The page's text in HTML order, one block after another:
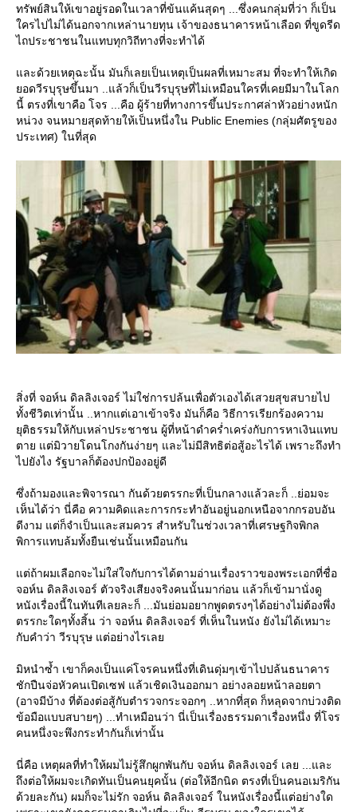
ทรัพย์สินให้เขาอยู่รอดในเวลาที่ข้นแค้นสุดๆ ...ซึ่งคนกลุ่มที่ว่า ก็เป็น
ครไปไม่ได้นอกจากเหล่านายทุน เจ้าของธนาคารหน้าเลือด ที่ขูดรีด
ไถประชาชนในแทบทุกวิถีทางที่จะทำได้
ละด้วยเหตุฉะนั้น มันก็เลยเป็นเหตุเป็นผลที่เหมาะสม ที่จะทำให้เกิด
อดวีรบุรุษขึ้นมา ..แล้วก็เป็นวีรบุรุษที่ไม่เหมือนใครที่เคยมีมาในโลก
นี้ ตรงที่เขาคือ โจร ...คือ ผู้ร้ายที่ทางการขึ้นประกาศล่าหัวอย่างหนัก
หน่วง จนหมายสุดท้ายให้เป็นหนึ่งใน Public Enemies (กลุ่มศัตรูของ
ประเทศ) ในที่สุด
สิ่งที่ จอห์น ดิลลิงเจอร์ ไม่ใช่การปล้นเพื่อตัวเองได้เสวยสุขสบายไป
ทั้งชีวิตเท่านั้น ..หากแต่เอาเข้าจริง มันก็คือ วิธีการเรียกร้องความ
ุติธรรมให้กับเหล่าประชาชน ผู้ที่หน้าดำคร่ำเคร่งกับการหาเงินแทบ
ตาย แต่มิวายโดนโกงกันง่ายๆ และไม่มีสิทธิต่อสู้อะไรได้ เพราะถึงทำ
ไปยังไง รัฐบาลก็ต้องปกป้องอยู่ดี
ซึ่งถ้ามองและพิจารณา กันด้วยตรรกะที่เป็นกลางแล้วละก็ ..ย่อมจะ
เห็นได้ว่า นี่คือ ความคิดและการกระทำอันอยู่นอกเหนือจากกรอบอัน
ดีงาม แต่ก็จำเป็นและสมควร สำหรับในช่วงเวลาที่เศรษฐกิจพิกล
พิการแทบล้มทั้งยืนเช่นนั้นเหมือนกัน
ต่ถ้าผมเลือกจะไม่ใส่ใจกับการได้ตามอ่านเรื่องราวของพระเอกที่ชื่อ
จอห์น ดิลลิงเจอร์ ตัวจริงเสียงจริงคนนั้นมาก่อน แล้วก็เข้ามานั่งดู
หนังเรื่องนี้ในทันทีเลยละก็ ...มันย่อมอยากพูดตรงๆได้อย่างไม่ต้องพึ่ง
ตรรกะใดๆทั้งสิ้น ว่า จอห์น ดิลลิงเจอร์ ที่เห็นในหนัง ยังไม่ได้เหมาะ
กับคำว่า วีรบุรุษ แต่อย่างไรเล
มิหนำซ้ำ เขาก็คงเป็นแค่โจรคนหนึ่งที่เดินดุ่มๆเข้าไปปล้นธนาคาร
ชักปืนจ่อหัวคนเปิดเซฟ แล้วเชิดเงินออกมา อย่างลอยหน้าลอยตา
(อาจมีบ้าง ที่ต้องต่อสู้กับตำรวจกระจอกๆ ..หากที่สุด ก็หลุดจากบ่วงติด
ข้อมือแบบสบายๆ) ...ทำเหมือนว่า นี่เป็นเรื่องธรรมดาเรื่องหนึ่ง ที่โจร
คนหนึ่งจะพึงกระทำกันก็เท่านั้น
นี่คือ เหตุผลที่ทำให้ผมไม่รู้สึกผูกพันกับ จอห์น ดิลลิงเจอร์ เลย ...และ
ถึงต่อให้ผมจะเกิดทันเป็นคนยุคนั้น (ต่อให้อีกนิด ตรงที่เป็นคนอเมริกัน
ด้วยละกัน) ผมก็จะไม่รัก จอห์น ดิลลิงเจอร์ ในหนังเรื่องนี้แต่อย่างใด